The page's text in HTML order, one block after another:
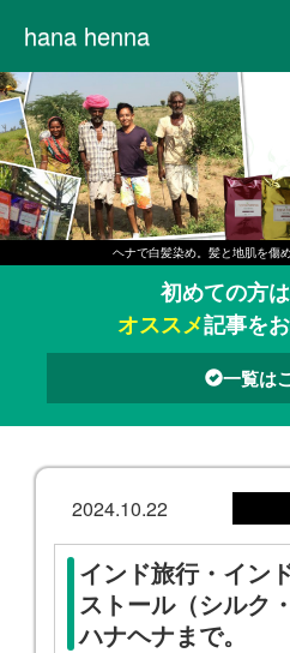
hana henna
ヘナで白髪染め。髪と地肌を傷
初めての方
オススメ記事を
一覧は
2024.10.22
インド旅行・イン
ストール（シルク
ハナヘナまで。